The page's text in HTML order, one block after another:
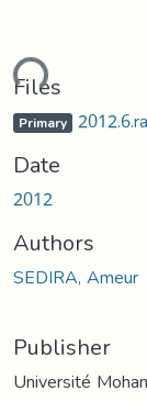
Files
Primary
Date
2012
Authors
SEDIRA, Ameur
Publisher
Université